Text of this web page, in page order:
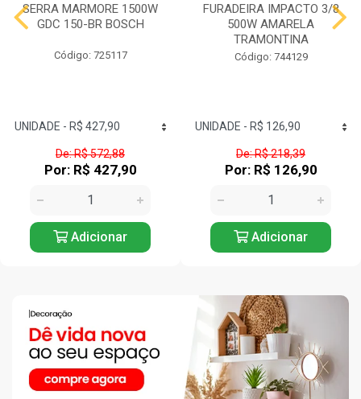
SERRA MARMORE 1500W
GDC 150-BR BOSCH
Código: 725117
De: R$ 572,88
Por: R$ 427,90
Adicionar
FURADEIRA IMPACTO 3/8
500W AMARELA
TRAMONTINA
Código: 744129
De: R$ 218,39
Por: R$ 126,90
Adicionar